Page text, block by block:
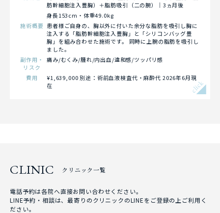
肪幹細胞注入豊胸）＋脂肪吸引（二の腕）｜3ヵ月後
身長153cm・体重49.0kg
施術概要 患者様ご自身の、胸以外に付いた余分な脂肪を吸引し胸に
注入する「脂肪幹細胞注入豊胸」と「シリコンバッグ豊
胸」を組み合わせた施術です。 同時に上腕の脂肪を吸引し
ました。
副作用・
リスク
痛み/むくみ/腫れ/内出血/違和感/ツッパリ感
費用
¥1,639,000 別途：術前血液検査代・麻酔代 2026年6月現
在
click
CLINIC クリニック一覧
電話予約は各院へ直接お問い合わせください。
LINE予約・相談は、最寄りのクリニックのLINEをご登録の上ご利用く
ださい。